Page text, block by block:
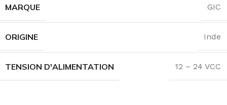
MARQUE GIC
ORIGINE Inde
TENSION D'ALIMENTATION 12 – 24 VCC